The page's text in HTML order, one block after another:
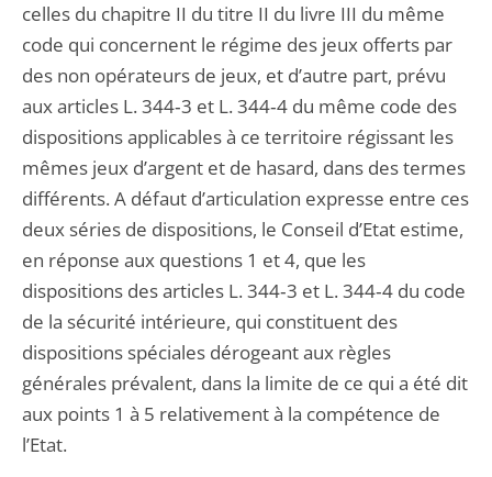
celles du chapitre II du titre II du livre III du même
code qui concernent le régime des jeux offerts par
des non opérateurs de jeux, et d’autre part, prévu
aux articles L. 344‑3 et L. 344‑4 du même code des
dispositions applicables à ce territoire régissant les
mêmes jeux d’argent et de hasard, dans des termes
différents. A défaut d’articulation expresse entre ces
deux séries de dispositions, le Conseil d’Etat estime,
en réponse aux questions 1 et 4, que les
dispositions des articles L. 344‑3 et L. 344‑4 du code
de la sécurité intérieure, qui constituent des
dispositions spéciales dérogeant aux règles
générales prévalent, dans la limite de ce qui a été dit
aux points 1 à 5 relativement à la compétence de
l’Etat.